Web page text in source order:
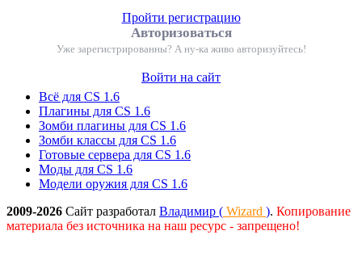
Пройти регистрацию
Авторизоваться
Уже зарегистрированны? А ну-ка живо авторизуйтесь!
Войти на сайт
Всё для CS 1.6
Плагины для CS 1.6
Зомби плагины для CS 1.6
Зомби классы для CS 1.6
Готовые сервера для CS 1.6
Моды для CS 1.6
Модели оружия для CS 1.6
2009-2026 Сайт разработал Владимир ( Wizard ). Копирование
материала без источника на наш ресурс - запрещено!